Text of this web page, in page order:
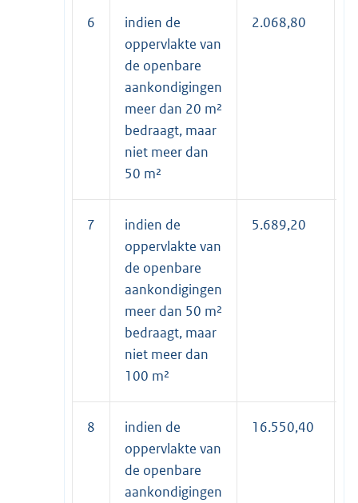
6
indien de
oppervlakte van
de openbare
aankondigingen
meer dan 20 m²
bedraagt, maar
niet meer dan
50 m²
2.068,80
7
indien de
oppervlakte van
de openbare
aankondigingen
meer dan 50 m²
bedraagt, maar
niet meer dan
100 m²
5.689,20
8
indien de
oppervlakte van
de openbare
aankondigingen
16.550,40